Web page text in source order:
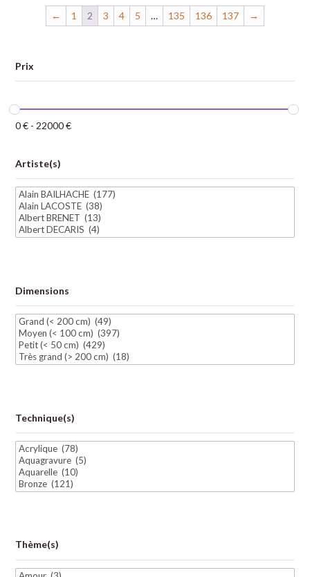
← 1 2 3 4 5 … 135 136 137 →
Prix
0 € - 22000 €
Artiste(s)
Dimensions
Technique(s)
Thème(s)